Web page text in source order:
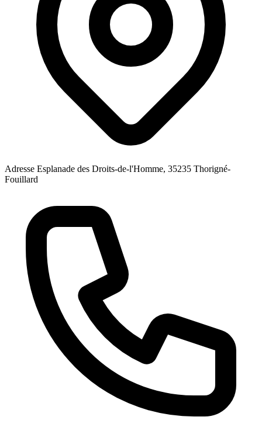
Adresse Esplanade des Droits-de-l'Homme, 35235 Thorigné-
Fouillard